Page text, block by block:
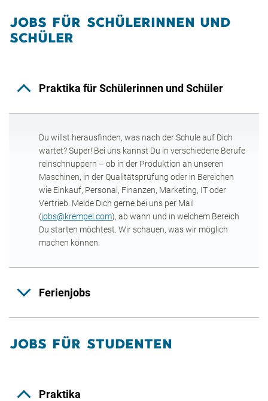
JOBS FÜR SCHÜLERINNEN UND
SCHÜLER
Praktika für Schülerinnen und Schüler
Du willst herausfinden, was nach der Schule auf Dich
wartet? Super! Bei uns kannst Du in verschiedene Berufe
reinschnuppern – ob in der Produktion an unseren
Maschinen, in der Qualitätsprüfung oder in Bereichen
wie Einkauf, Personal, Finanzen, Marketing, IT oder
Vertrieb. Melde Dich gerne bei uns per Mail
(jobs@krempel.com), ab wann und in welchem Bereich
Du starten möchtest. Wir schauen, was wir möglich
machen können.
Ferienjobs
JOBS FÜR STUDENTEN
Praktika